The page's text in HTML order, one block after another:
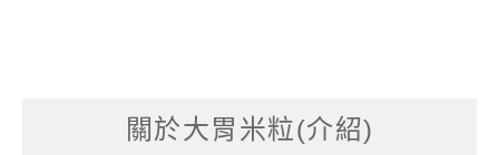
關於大胃米粒(介紹)